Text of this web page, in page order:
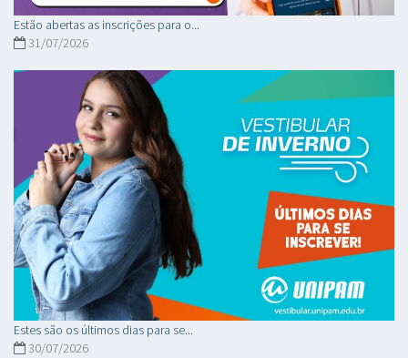
Estão abertas as inscrições para o...
31/07/2026
Estes são os últimos dias para se...
30/07/2026